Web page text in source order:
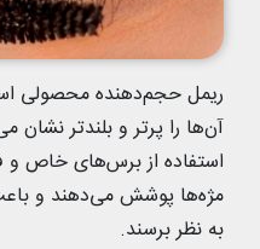
ریمل حجم‌دهنده محصولی
آن‌ها را پرتر و بلندتر نشان
استفاده از برس‌های خاص و
مژه‌ها پوشش می‌دهند و
به نظر برسند.